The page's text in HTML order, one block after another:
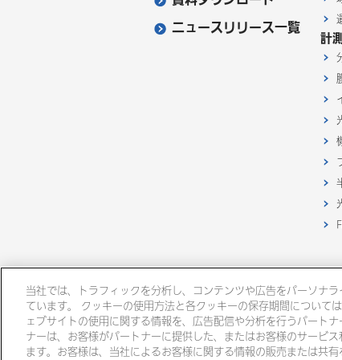
ニュースリリース一覧
計
当社では、トラフィックを分析し、コンテンツや広告をパーソナ
ています。 クッキーの使用方法と各クッキーの保存期間については
ェブサイトの使用に関する情報を、広告配信や分析を行うパート
ナーは、お客様がパートナーに提供した、またはお客様のサービ
ます。お客様は、当社によるお客様に関する情報の販売または共